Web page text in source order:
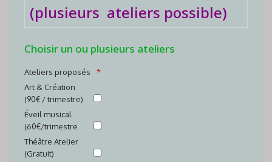
(plusieurs ateliers possible)
Choisir un ou plusieurs ateliers
Ateliers proposés
Art & Création
(90€ / trimestre)
Éveil musical
(60€/trimestre
Théâtre Atelier
(Gratuit)